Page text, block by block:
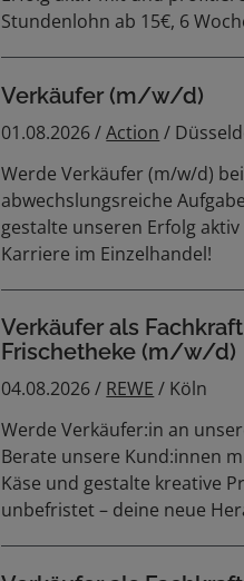
Stundenlohn ab 15€, 6
Verkäufer (m/w/d)
01.08.2026 /Action /
Werde Verkäufer (m/w/d)
abwechslungsreiche
gestalte unseren Erfolg
Karriere im Einzelhandel!
Verkäufer als
Frischetheke (m/w/d)
04.08.2026 / REWE / Köln
Werde Verkäufer:in an
Berate unsere Kund:innen
Käse und gestalte kreative
unbefristet – deine neue